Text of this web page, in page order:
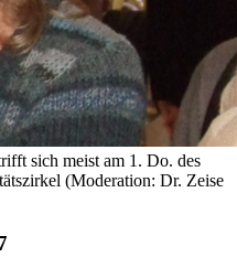
sich meist am 1. Do. des
(Moderation: Dr. Zeise